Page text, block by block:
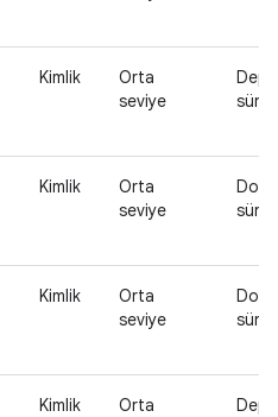
Kimlik
Orta
seviye
Kimlik
Orta
seviye
Kimlik
Orta
seviye
Kimlik
Orta